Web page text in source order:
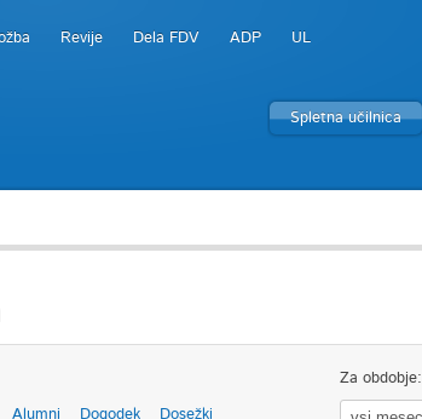
Revije Dela FDV ADP UL
Spletna učilnica
Alumni Dogodek
Dosežki
Za obdobje: